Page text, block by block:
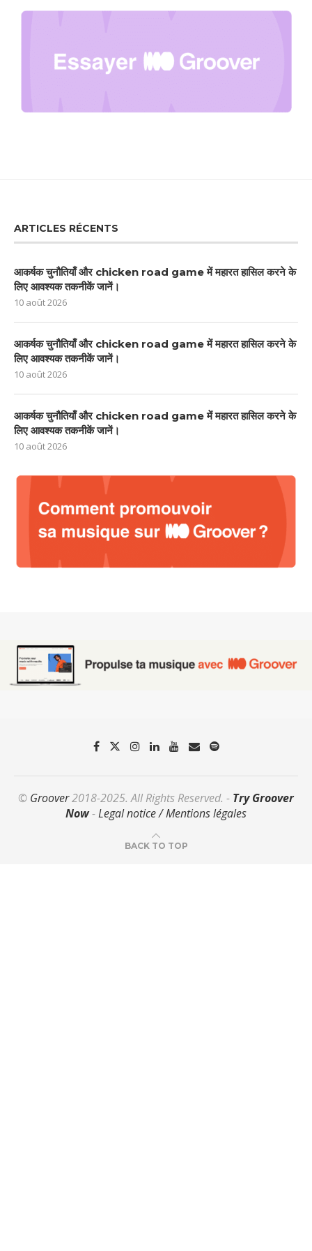
ARTICLES RÉCENTS
आकर्षक चुनौतियाँ और chicken road game में महारत हासिल करने के
लिए आवश्यक तकनीकें जानें।
10 août 2026
आकर्षक चुनौतियाँ और chicken road game में महारत हासिल करने के
लिए आवश्यक तकनीकें जानें।
10 août 2026
आकर्षक चुनौतियाँ और chicken road game में महारत हासिल करने के
लिए आवश्यक तकनीकें जानें।
10 août 2026
© Groover2018-2025. All Rights Reserved. - Try Groover
Now-Legal notice / Mentions légales
BACK TO TOP